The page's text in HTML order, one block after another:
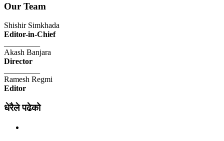
Our Team
Shishir Simkhada
Editor-in-Chief
Akash Banjara
Director
Ramesh Regmi
Editor
धेरैले पढेको